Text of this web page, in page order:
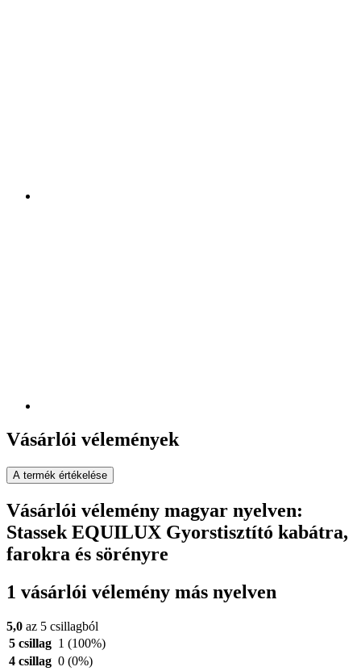
Vásárlói vélemények
A termék értékelése
Vásárlói vélemény magyar nyelven:
Stassek EQUILUX Gyorstisztító kabátra,
farokra és sörényre
1 vásárlói vélemény más nyelven
5,0 az 5 csillagból
5 csillag 1 (100%)
4 csillag 0 (0%)